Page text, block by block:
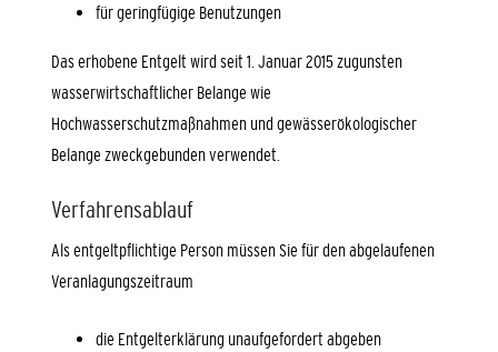
für geringfügige Benutzungen
Das erhobene Entgelt wird seit 1. Januar 2015 zugunsten
wasserwirtschaftlicher Belange wie
Hochwasserschutzmaßnahmen und gewässerökologischer
Belange zweckgebunden verwendet.
Verfahrensablauf
Als entgeltpflichtige Person müssen Sie für den abgelaufenen
Veranlagungszeitraum
die Entgelterklärung unaufgefordert abgeben